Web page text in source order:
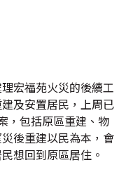
宏福苑火災的後續工
及安置居民，上周已
，包括原區重建、物
後重建以民為本，會
想回到原區居住。